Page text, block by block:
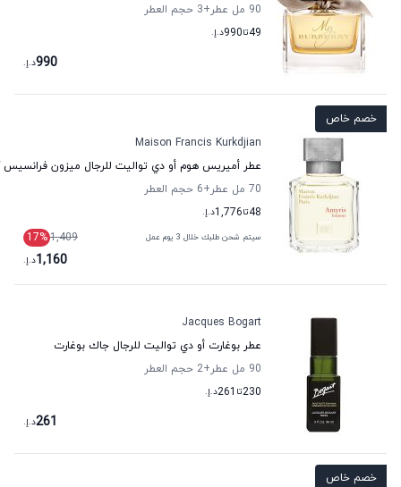
90 مل عطر
+3
حجم العطر
49تا990د.إ.
990د.إ.
خصم خاص
Maison Francis Kurkdjian
عطر أميريس هوم أو دي تواليت للرجال ميزون فرانسيس
70 مل عطر
+6
حجم العطر
48تا1,776د.إ.
سيتم شحن طلبك خلال 3 يوم عمل 1,409
17%
1,160د.إ.
Jacques Bogart
عطر بوغارت أو دي تواليت للرجال جاك بوغارت
90 مل عطر
+2
حجم العطر
230تا 261د.إ.
261د.إ.
خصم خاص